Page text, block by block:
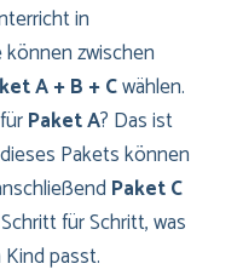
in
zwischen
A + B + Cwählen.
Paket A? Das ist
Pakets können
Paket C
für Schritt, was
passt.